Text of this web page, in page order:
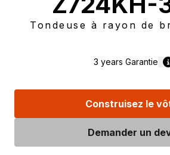
Tondeuse à rayon de
3 years Garantie
Construisez le
Demander un